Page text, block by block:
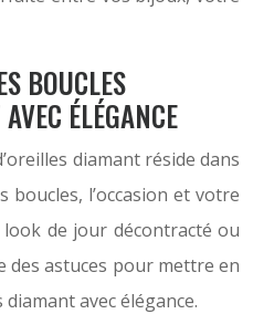
BOUCLES
ÉLÉGANCE
diamant réside dans
boucles, l’occasion et votre
de jour décontracté ou
des astuces pour mettre en
avec élégance.